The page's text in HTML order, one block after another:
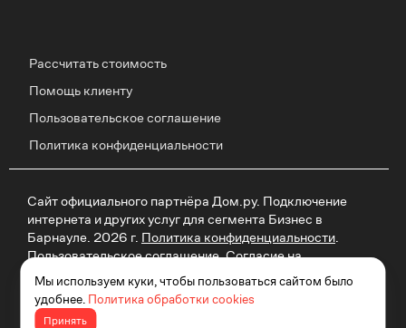
Рассчитать стоимость
Помощь клиенту
Пользовательское соглашение
Политика конфиденциальности
Сайт официального партнёра Дом.ру. Подключение
интернета и других услуг для сегмента Бизнес в
Барнауле. 2026 г. Политика конфиденциальности.
Пользовательское соглашение.Согласие на
рекламу
Политика обработки cookie
. Отписаться от
получения информационных рассылок от данного
ресурса можно настранице.
Мы используем куки, чтобы пользоваться сайтом было
удобнее. Политика обработки cookies
Принять